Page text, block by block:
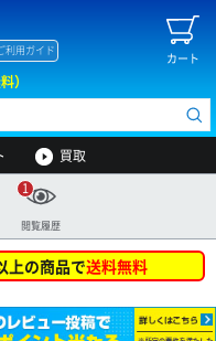
カート
利用ガイド
）
買取
閲覧履歴
1
上の商品で送料無料